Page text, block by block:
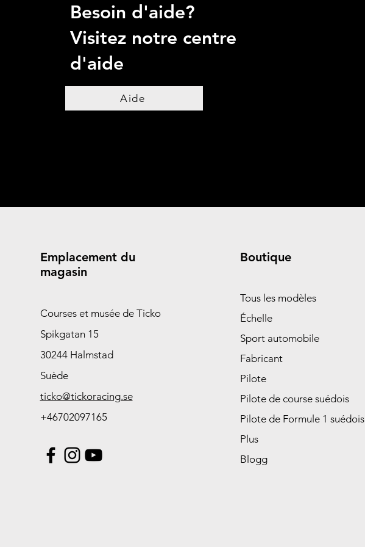
Besoin d'aide?
Visitez notre centre
d'aide
Aide
Emplacement du
magasin
Courses et musée de Ticko
Spikgatan 15
30244 Halmstad
Suède
ticko@tickoracing.se
+46702097165
Boutique
Tous les modèles
Échelle
Sport automobile
Fabricant
Pilote
Pilote de course suédois
Pilote de Formule 1 suédois
Plus
Blogg